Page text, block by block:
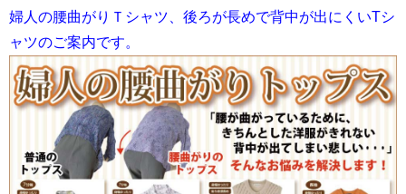
婦人の腰曲がりＴシャツ、後ろが長めで背中が出にくいTシ
ャツのご案内です。